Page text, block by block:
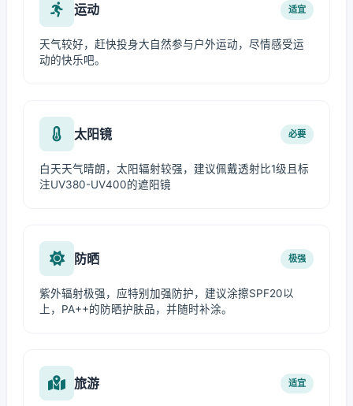
运动 适宜
天气较好，赶快投身大自然参与户外运动，尽情感受运
动的快乐吧。
太阳镜 必要
白天天气晴朗，太阳辐射较强，建议佩戴透射比1级且标
注UV380-UV400的遮阳镜
防晒 极强
紫外辐射极强，应特别加强防护，建议涂擦SPF20以
上，PA++的防晒护肤品，并随时补涂。
旅游 适宜